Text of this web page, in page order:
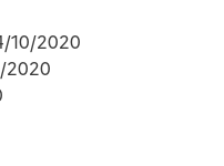
10/2020
2020